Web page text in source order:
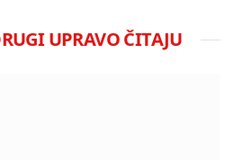
UPRAVO ČITAJU